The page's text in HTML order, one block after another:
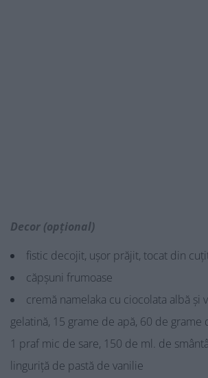
Decor (opțional)
fistic decojit, ușor prăjit, tocat din
căpșuni frumoase
cremă namelaka cu ciocolata albă și
gelatină, 15 grame de apă, 60 de grame
1 praf mic de sare, 150 de ml. de
linguriță de pastă de vanilie